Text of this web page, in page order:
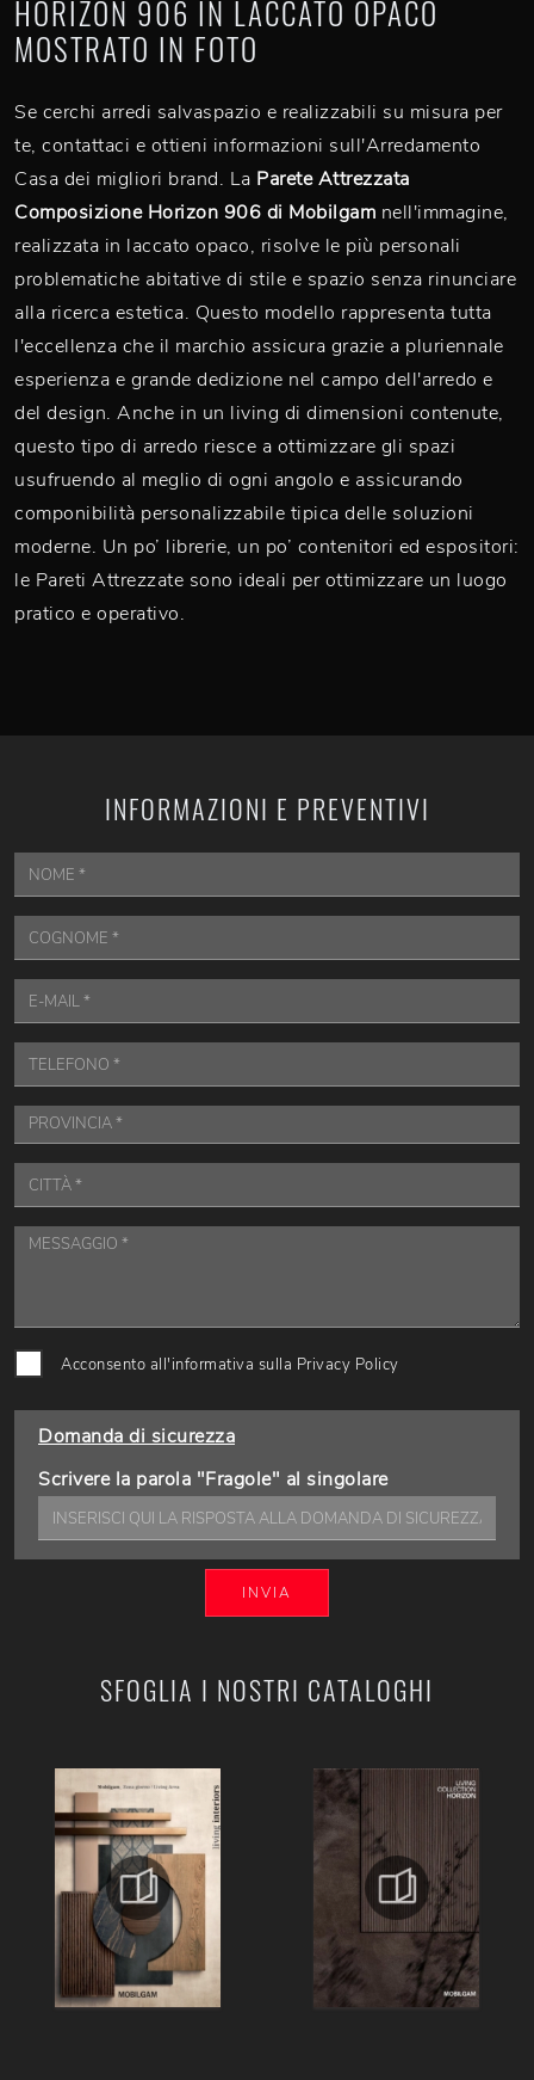
HORIZON 906 IN LACCATO OPACO
MOSTRATO IN FOTO
Se cerchi arredi salvaspazio e realizzabili su misura per
te, contattaci e ottieni informazioni sull'Arredamento
Casa dei migliori brand. La Parete Attrezzata
Composizione Horizon 906 di Mobilgam nell'immagine,
realizzata in laccato opaco, risolve le più personali
problematiche abitative di stile e spazio senza rinunciare
alla ricerca estetica. Questo modello rappresenta tutta
l'eccellenza che il marchio assicura grazie a pluriennale
esperienza e grande dedizione nel campo dell'arredo e
del design. Anche in un living di dimensioni contenute,
questo tipo di arredo riesce a ottimizzare gli spazi
usufruendo al meglio di ogni angolo e assicurando
componibilità personalizzabile tipica delle soluzioni
moderne. Un po’ librerie, un po’ contenitori ed espositori:
le Pareti Attrezzate sono ideali per ottimizzare un luogo
pratico e operativo.
SFOGLIA I NOSTRI CATALOGHI
INFORMAZIONI E PREVENTIVI
Acconsento all'informativa sulla Privacy Policy
Domanda di sicurezza
Scrivere la parola "Fragole" al singolare
INVIA